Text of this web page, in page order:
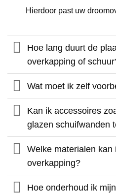
Hierdoor past uw
Hoe lang duurt de
overkapping of
Wat moet ik zelf
Kan ik accessoires
glazen schuifwanden
Welke materialen kan
overkapping?
Hoe onderhoud ik